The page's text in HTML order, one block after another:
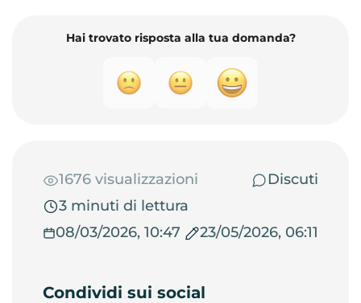
Hai trovato risposta alla tua domanda?
1676 visualizzazioni
Discuti
3 minuti di lettura
08/03/2026, 10:47
23/05/2026, 06:11
Condividi sui social